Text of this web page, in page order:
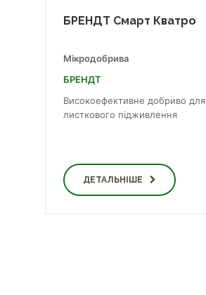
БРЕНДТ Смарт Кватро
Мікродобрива
БРЕНДТ
Високоефективне добриво для
листкового підживлення
ДЕТАЛЬНІШЕ